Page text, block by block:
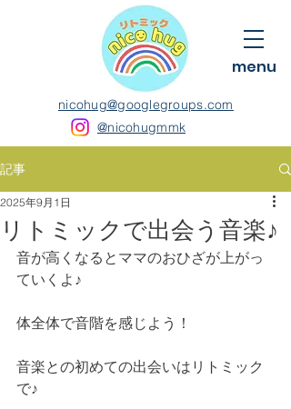
nicohug@googlegroups.com
menu
@nicohugmmk
記事
リトミックで出会う音楽♪
2025年9月1日
音が高くなるとママのおひざが上がっ
ていくよ♪
体全体で音階を感じよう！
音楽との初めての出会いはリトミック
で♪